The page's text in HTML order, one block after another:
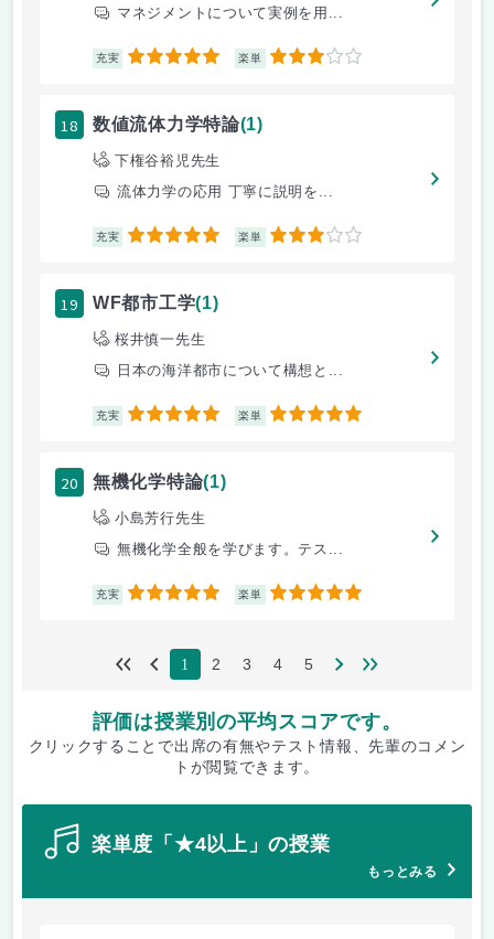
マネジメントについて実例を用...
充実 5 楽単 3
18 数値流体力学特論(1)
下権谷裕児先生
流体力学の応用 丁寧に説明を...
充実 5 楽単 3
19 WF都市工学(1)
桜井慎一先生
日本の海洋都市について構想と...
充実 5 楽単 5
20 無機化学特論(1)
小島芳行先生
無機化学全般を学びます。テス...
充実 5 楽単 5
1 2 3 4 5
評価は授業別の平均スコアです。
クリックすることで出席の有無やテスト情報、先輩のコメン
トが閲覧できます。
楽単度「★4以上」の授業
もっとみる